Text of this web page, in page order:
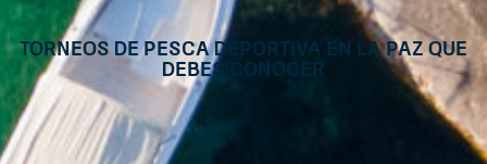
Torneos de pesca deportiva en La Paz que
debes conocer